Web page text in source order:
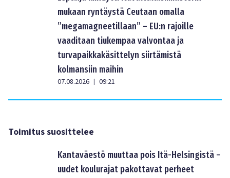
mukaan ryntäystä Ceutaan omalla
”megamagneetillaan” – EU:n rajoille
vaaditaan tiukempaa valvontaa ja
turvapaikkakäsittelyn siirtämistä
kolmansiin maihin
07.08.2026 | 09:21
Toimitus suosittelee
Kantaväestö muuttaa pois Itä-Helsingistä –
uudet koulurajat pakottavat perheet